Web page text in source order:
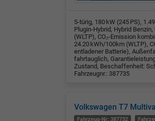
5-türig, 180 kW (245 PS),
Plugin-Hybrid, Hybrid
(WLTP), CO₂-Emission
24.20 kWh/100km (WLTP),
entladener Batterie),
fahrtauglich,
Zustand, Beschaffenheit:
Fahrzeugnr.: 387735
Volkswagen T7
Fahrzeug-Nr: 387732